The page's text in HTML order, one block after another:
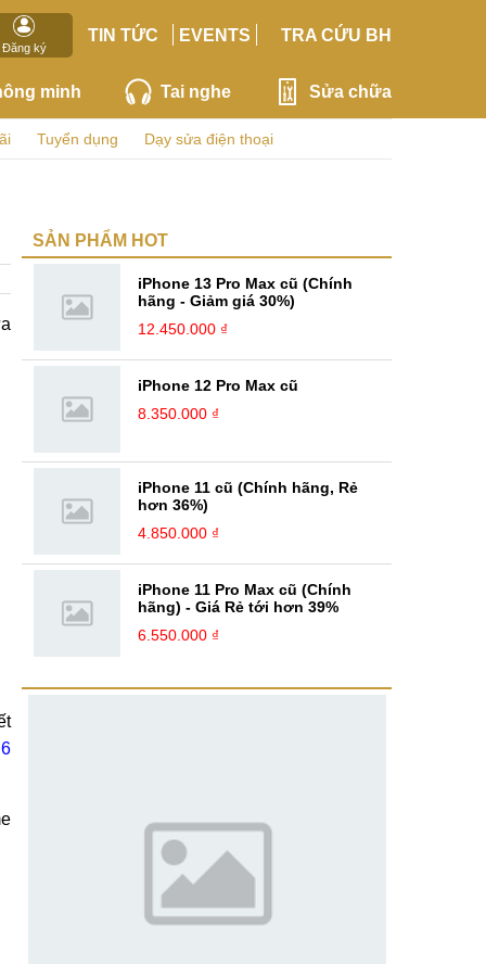
Đăng ký
TIN TỨC EVENTS TRA CỨU BH
minh Tai nghe Sửa chữa
Tuyển dụng Dạy sửa điện thoại
SẢN PHẨM HOT
iPhone 13 Pro Max cũ (Chính
hãng - Giảm giá 30%)
12.450.000 ₫
iPhone 12 Pro Max cũ
8.350.000 ₫
iPhone 11 cũ (Chính hãng, Rẻ
hơn 36%)
4.850.000 ₫
iPhone 11 Pro Max cũ (Chính
hãng) - Giá Rẻ tới hơn 39%
6.550.000 ₫